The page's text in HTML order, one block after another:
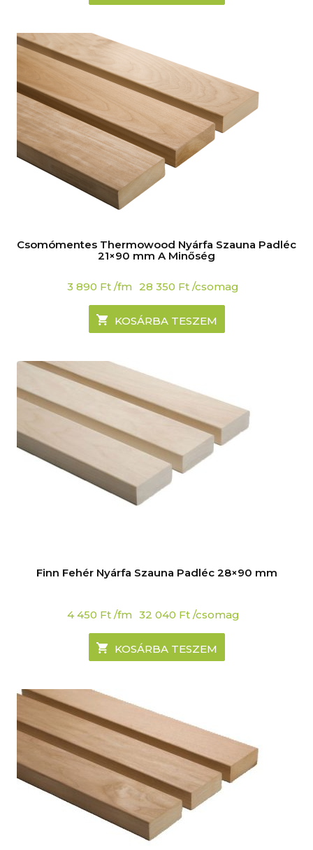
Csomómentes Thermowood Nyárfa Szauna Padléc
21×90 mm A Minőség
3 890 Ft /fm 28 350 Ft /csomag
KOSÁRBA TESZEM
Finn Fehér Nyárfa Szauna Padléc 28×90 mm
4 450 Ft /fm 32 040 Ft /csomag
KOSÁRBA TESZEM